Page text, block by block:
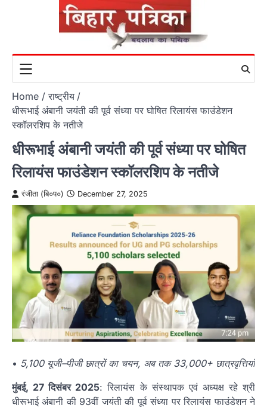
Home
राष्ट्रीय
धीरूभाई अंबानी जयंती की पूर्व संध्या पर घोषित रिलायंस फाउंडेशन
स्कॉलरशिप के नतीजे
धीरूभाई अंबानी जयंती की पूर्व संध्या पर घोषित
रिलायंस फाउंडेशन स्कॉलरशिप के नतीजे
रंजीता (बि०प०) December 27, 2025
• 5,100 यूजी–पीजी छात्रों का चयन, अब तक 33,000+ छात्रवृत्तियाँ
मुंबई, 27 दिसंबर 2025: रिलायंस के संस्थापक एवं अध्यक्ष रहे श्री
धीरूभाई अंबानी की 93वीं जयंती की पूर्व संध्या पर रिलायंस फाउंडेशन ने